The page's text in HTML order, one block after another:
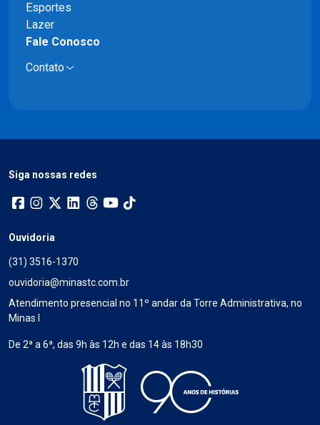
Esportes
Lazer
Fale Conosco
Contato
Siga nossas redes
Ouvidoria
(31) 3516-1370
ouvidoria@minastc.com.br
Atendimento presencial no 11º andar da Torre Administrativa, no
Minas I
De 2ª a 6ª, das 9h às 12h e das 14 às 18h30